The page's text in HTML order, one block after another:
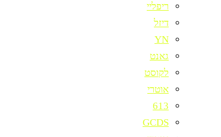
ריפליי
דיזל
YN
גאנט
לקוסט
אוטרי
613
GCDS